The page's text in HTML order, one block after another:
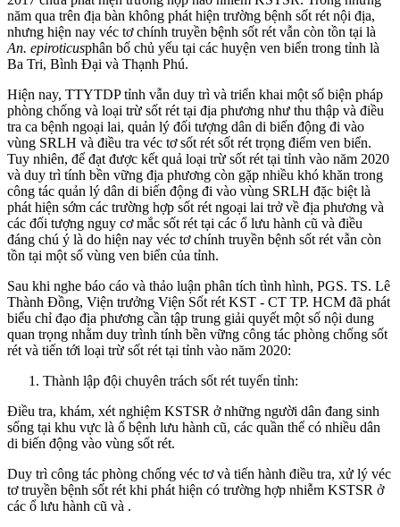
năm qua trên địa bàn không phát hiện trường bệnh sốt rét nội địa,
nhưng hiện nay véc tơ chính truyền bệnh sốt rét vẫn còn tồn tại là
An. epiroticusphân bố chủ yếu tại các huyện ven biển trong tỉnh là
Ba Tri, Bình Đại và Thạnh Phú.
Hiện nay, TTYTDP tỉnh vẫn duy trì và triển khai một số biện pháp
phòng chống và loại trừ sốt rét tại địa phương như thu thập và điều
tra ca bệnh ngoại lai, quản lý đối tượng dân di biến động đi vào
vùng SRLH và điều tra véc tơ sốt rét sốt rét trọng điểm ven biển.
Tuy nhiên, để đạt được kết quả loại trừ sốt rét tại tỉnh vào năm 2020
và duy trì tính bền vững địa phương còn gặp nhiều khó khăn trong
công tác quản lý dân di biến động đi vào vùng SRLH đặc biệt là
phát hiện sớm các trường hợp sốt rét ngoại lai trở về địa phương và
các đối tượng nguy cơ mắc sốt rét tại các ổ lưu hành cũ và điều
đáng chú ý là do hiện nay véc tơ chính truyền bệnh sốt rét vẫn còn
tồn tại một số vùng ven biển của tỉnh.
Sau khi nghe báo cáo và thảo luận phân tích tình hình, PGS. TS. Lê
Thành Đồng, Viện trưởng Viện Sốt rét KST - CT TP. HCM đã phát
biểu chỉ đạo địa phương cần tập trung giải quyết một số nội dung
quan trọng nhằm duy trình tính bền vững công tác phòng chống sốt
rét và tiến tới loại trừ sốt rét tại tỉnh vào năm 2020:
Thành lập đội chuyên trách sốt rét tuyến tỉnh:
Điều tra, khám, xét nghiệm KSTSR ở những người dân đang sinh
sống tại khu vực là ổ bệnh lưu hành cũ, các quần thể có nhiều dân
di biến động vào vùng sốt rét.
Duy trì công tác phòng chống véc tơ và tiến hành điều tra, xử lý véc
tơ truyền bệnh sốt rét khi phát hiện có trường hợp nhiễm KSTSR ở
các ổ lưu hành cũ và .